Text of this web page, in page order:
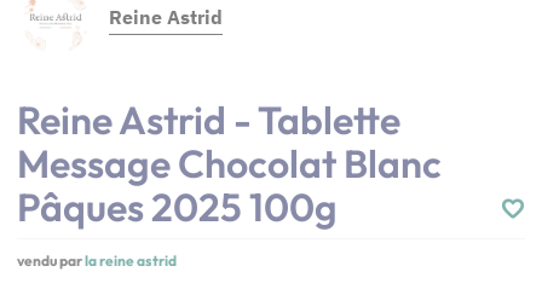
Reine Astrid
Reine Astrid - Tablette
Message Chocolat Blanc
Pâques 2025 100g
vendu parla reine astrid